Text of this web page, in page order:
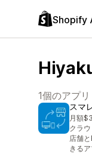
Shopify
1個のアプリ
スマ
月額
クラ
店舗
きるア